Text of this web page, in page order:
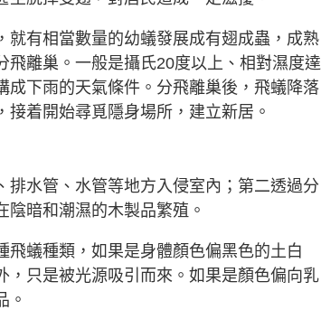
有相當數量的幼蟻發展成有翅成蟲，成熟
離巢。一般是攝氏20度以上、相對濕度達
下雨的天氣條件。分飛離巢後，飛蟻降落
着開始尋覓隱身場所，建立新居。
水管、水管等地方入侵室內；第二透過分
暗和潮濕的木製品繁殖。
蟻種類，如果是身體顏色偏黑色的土白
只是被光源吸引而來。如果是顏色偏向乳
。